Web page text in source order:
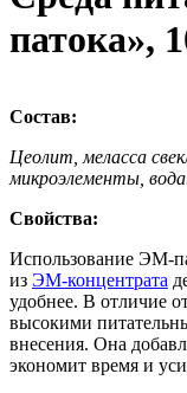
патока»,
Состав:
Цеолит, меласса
микроэлементы,
Свойства:
Использование ЭМ-
из ЭМ-концентрата
удобнее. В отличие
высокими
внесения. Она
экономит время и